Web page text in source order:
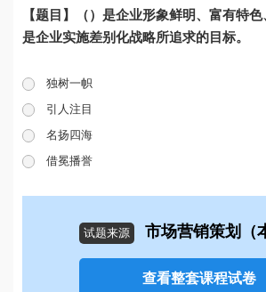
【题目】（）是企业形象鲜明、富有特
是企业实施差别化战略所追求的目标。
独树一帜
引人注目
名扬四海
借冕播誉
试题来源 市场营销策划（
查看整套课程试卷